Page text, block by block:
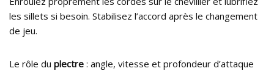
les sillets si besoin. Stabilisez l’accord après le changement
de jeu.
Le rôle du plectre : angle, vitesse et profondeur d’attaque